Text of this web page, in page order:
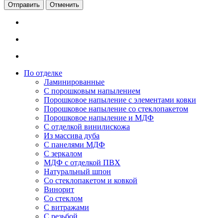
Отменить
По отделке
Ламинированные
С порошковым напылением
Порошковое напыление с элементами ковки
Порошковое напыление со стеклопакетом
Порошковое напыление и МДФ
С отделкой винилискожа
Из массива дуба
С панелями МДФ
С зеркалом
МДФ с отделкой ПВХ
Натуральный шпон
Со стеклопакетом и ковкой
Винорит
Со стеклом
С витражами